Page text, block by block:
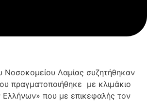
Νοσοκομείου Λαμίας συζητήθηκαν
πραγματοποιήθηκε με κλιμάκιο
που με επικεφαλής τον